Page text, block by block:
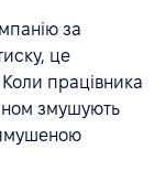
за
це
працівника
змушують